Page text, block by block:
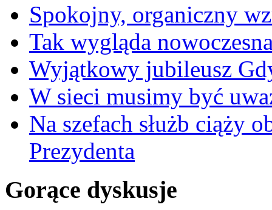
Spokojny, organiczny
Tak wygląda
Wyjątkowy jubileusz
W sieci musimy być
Na szefach służb ciąży
Prezydenta
Gorące dyskusje